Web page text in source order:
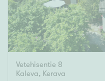
Vetehisentie 8
Kaleva, Kerava